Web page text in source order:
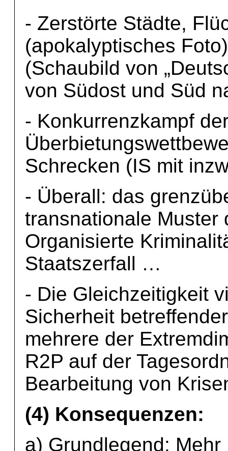
- Zerstörte Städte,
(apokalyptisches
(Schaubild von
von Südost und Süd
- Konkurrenzkampf
Schrecken (IS mit
- Überall: das
transnationale Muster
Organisierte
Staatszerfall …
- Die Gleichzeitigkeit
Sicherheit
mehrere der
R2P auf der
Bearbeitung von
(4) Konsequenzen:
a) Grundlegend: